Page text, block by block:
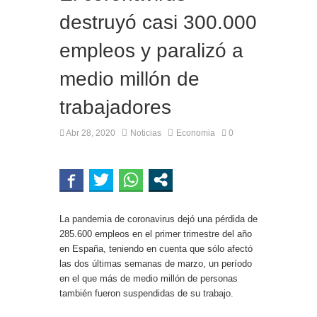
destruyó casi 300.000
empleos y paralizó a
medio millón de
trabajadores
Abr 28, 2020 Noticias Economia 0
La pandemia de coronavirus dejó una pérdida de
285.600 empleos en el primer trimestre del año
en España, teniendo en cuenta que sólo afectó
las dos últimas semanas de marzo, un período
en el que más de medio millón de personas
también fueron suspendidas de su trabajo.